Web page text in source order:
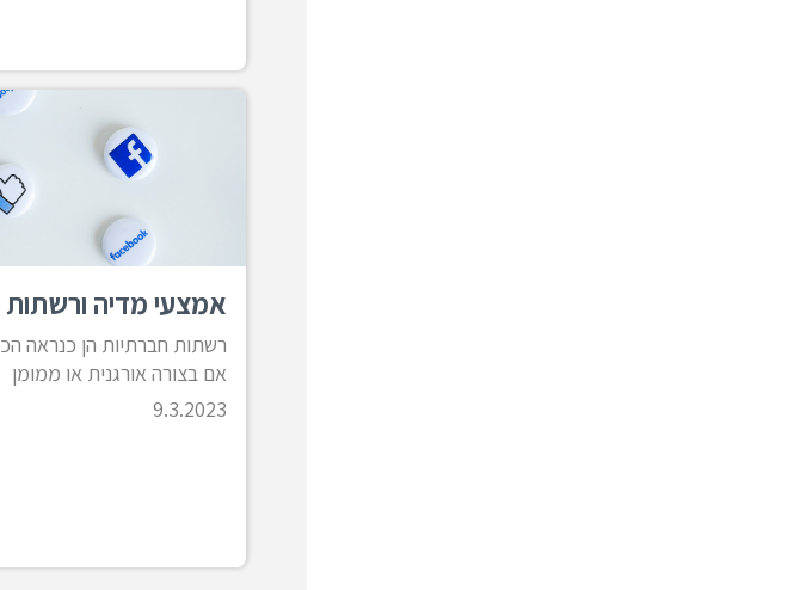
אמצעי מדיה ורשתות
רשתות חברתיות הן כנראה
אם בצורה אורגנית או ממומן
9.3.2023